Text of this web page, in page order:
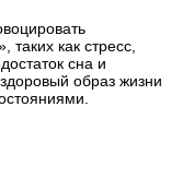
как стресс,
сна и
образ жизни